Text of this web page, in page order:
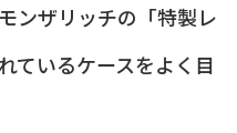
ンザリッチの「特製レ
ているケースをよく目